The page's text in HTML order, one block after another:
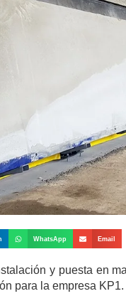
WhatsApp Email
y puesta en
para la empresa KP1.